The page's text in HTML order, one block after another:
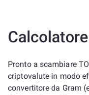
Pronto a scambiare
criptovalute in modo
convertitore da Gram